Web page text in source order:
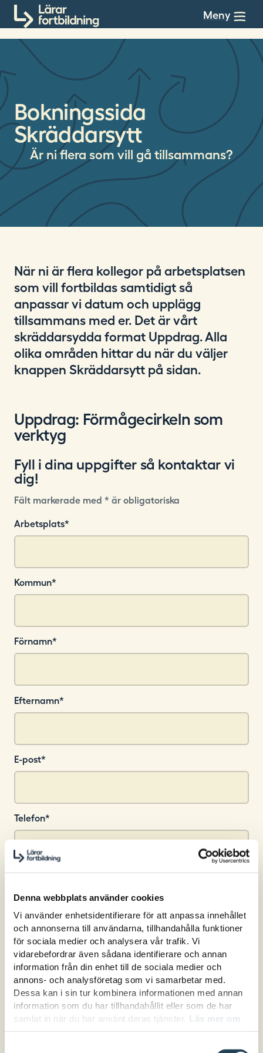
Denna webbplats använder cookies
Vi använder enhetsidentifierare för att anpassa innehållet
och annonserna till användarna, tillhandahålla funktioner
för sociala medier och analysera vår trafik. Vi
vidarebefordrar även sådana identifierare och annan
information från din enhet till de sociala medier och
annons- och analysföretag som vi samarbetar med.
Dessa kan i sin tur kombinera informationen med annan
information som du har tillhandahållit eller som de har
samlat in när du har använt deras tjänster. Läs mer om
hur vi hanterar cookies här.
Till innehållet Meny
Bokningssida
Skräddarsytt
Är ni flera som vill gå tillsammans?
När ni är flera kollegor på arbetsplatsen
som vill fortbildas samtidigt så
anpassar vi datum och upplägg
tillsammans med er. Det är vårt
skräddarsydda format Uppdrag. Alla
olika områden hittar du när du väljer
knappen Skräddarsytt på sidan.
Uppdrag: Förmågecirkeln som
verktyg
Fyll i dina uppgifter så kontaktar vi
dig!
Fält markerade med * är obligatoriska
Arbetsplats*
Kommun*
Förnamn*
Efternamn*
E-post*
Telefon*
Har du önskemål om datum för
genomförande?
Datum
Hur många deltagare?
Antal